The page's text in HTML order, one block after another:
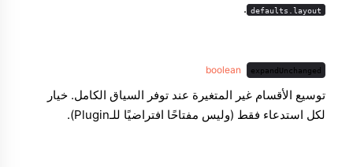
defaults.layout
.
expandUnchanged
boolean
توسيع الأقسام غير المتغيرة عند توفر السياق الكامل. خيار
لكل استدعاء فقط (وليس مفتاحًا افتراضيًا للـPlugin).